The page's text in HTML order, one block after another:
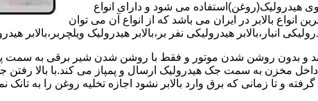
هیدرولیک(روغن)استفاده می شود و دارای انواع
انواع بالابر در ایران می باشد که از انواع آن می توان
انبار،بالابر هیدرولیکی نفر بر،بالابر هیدرولیک ویلچربر،بالابر
کند و بدون روشن شدن موتور و فقط با روشن شدن شیر برقی به سمت
مخزن به سمت جک هیدرولیک ارسال و پمپاز می کند.با بالا رفتن
تا زمانی که برق وارد بالابر نشود اجازه تخلیه روغن را به تانک